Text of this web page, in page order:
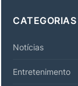
CATEGORIAS
Notícias
Entretenimento